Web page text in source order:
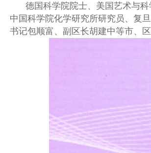
德国科学院院士、美国艺术与
中国科学院化学研究所研究员、复
书记包顺富、副区长胡建中等市、